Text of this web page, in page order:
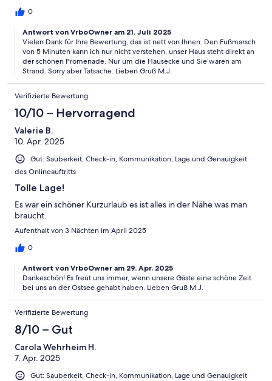
0
Antwort von VrboOwner am 21. Juli 2025
Vielen Dank für Ihre Bewertung, das ist nett von Ihnen. Den Fußmarsch
von 5 Minuten kann ich nur nicht verstehen, unser Haus steht direkt an
der schönen Promenade. Nur um die Hausecke und Sie waren am
Strand. Sorry aber Tatsache. Lieben Gruß M.J.
Verifizierte Bewertung
10/10 – Hervorragend
Valerie B.
10. Apr. 2025
Gut: Sauberkeit, Check-in, Kommunikation, Lage und Genauigkeit
des Onlineauftritts
Tolle Lage!
Es war ein schöner Kurzurlaub es ist alles in der Nähe was man
braucht.
Aufenthalt von 3 Nächten im April 2025
0
Antwort von VrboOwner am 29. Apr. 2025
Dankeschön! Es freut uns immer, wenn unsere Gäste eine schöne Zeit
bei uns an der Ostsee gehabt haben. Lieben Gruß M.J.
Verifizierte Bewertung
8/10 – Gut
Carola Wehrheim H.
7. Apr. 2025
Gut: Sauberkeit, Check-in, Kommunikation, Lage und Genauigkeit